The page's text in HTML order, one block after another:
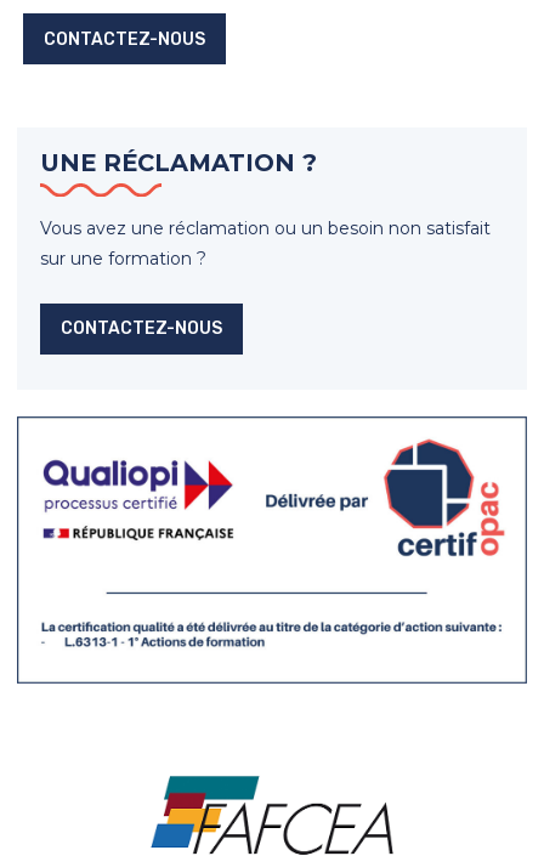
CONTACTEZ-NOUS
UNE RÉCLAMATION ?
Vous avez une réclamation ou un besoin non satisfait
sur une formation ?
CONTACTEZ-NOUS